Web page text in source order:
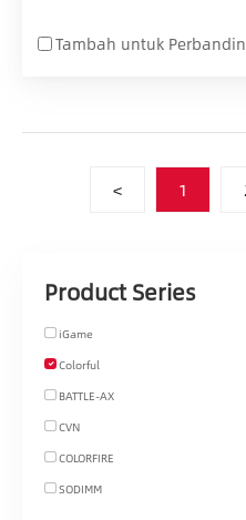
Tambah untuk
< 1
Product Series
iGame
Colorful
BATTLE-AX
CVN
COLORFIRE
SODIMM